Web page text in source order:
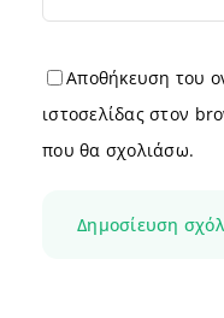
Αποθήκευση του
ιστοσελίδας στον
που θα σχολιάσω.